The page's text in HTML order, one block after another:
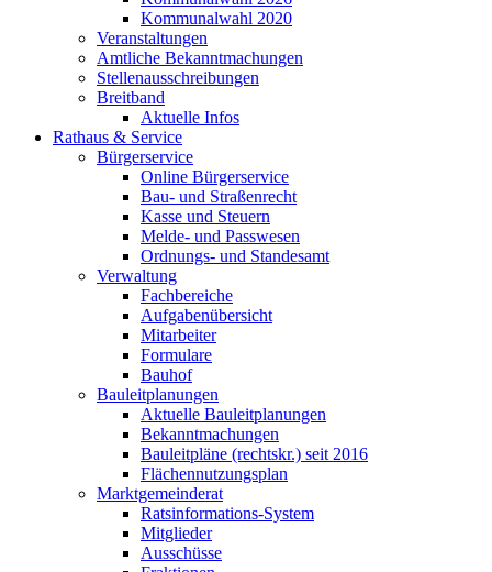
Kommunalwahl 2020
Veranstaltungen
Amtliche Bekanntmachungen
Stellenausschreibungen
Breitband
Aktuelle Infos
Rathaus & Service
Bürgerservice
Online Bürgerservice
Bau- und Straßenrecht
Kasse und Steuern
Melde- und Passwesen
Ordnungs- und Standesamt
Verwaltung
Fachbereiche
Aufgabenübersicht
Mitarbeiter
Formulare
Bauhof
Bauleitplanungen
Aktuelle Bauleitplanungen
Bekanntmachungen
Bauleitpläne (rechtskr.) seit 2016
Flächennutzungsplan
Marktgemeinderat
Ratsinformations-System
Mitglieder
Ausschüsse